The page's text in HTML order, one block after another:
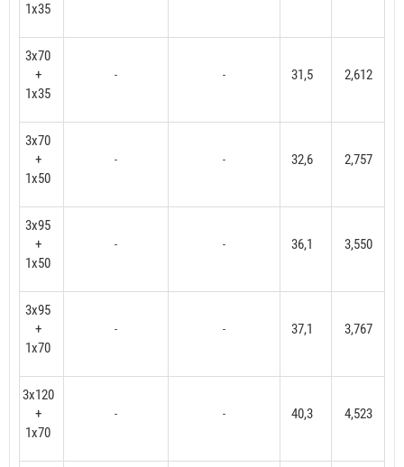
1x35
3x70
+
1x35
- - 31,5 2,612
3x70
+
1x50
- - 32,6 2,757
3x95
+
1x50
- - 36,1 3,550
3x95
+
1x70
- - 37,1 3,767
3x120
+
1x70
- - 40,3 4,523